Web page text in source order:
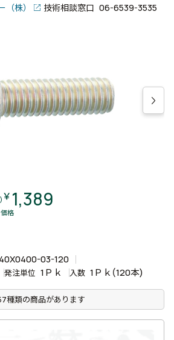
株） 技術相談窓口 06-6539-3535
￥ 1,389
格
03-120
発注単位 1Ｐｋ 入数 1Ｐｋ(120本)
種類の商品があります